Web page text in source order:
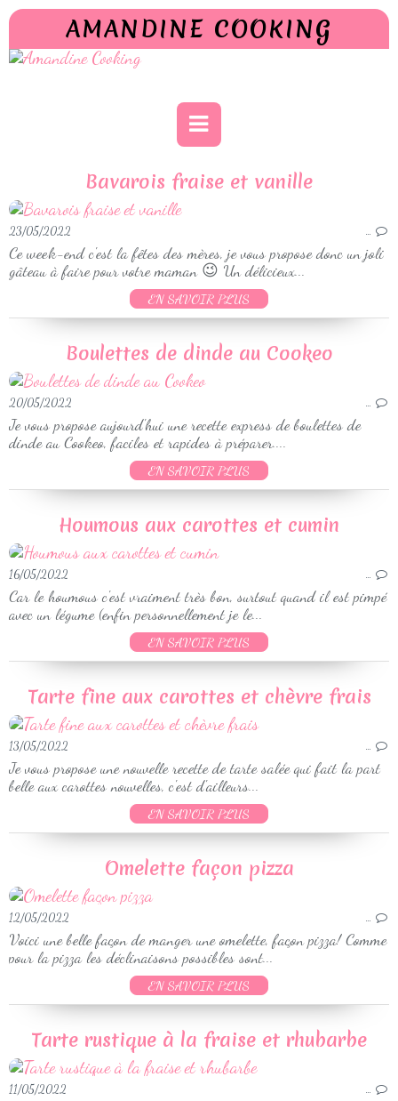
AMANDINE COOKING
Bavarois fraise et vanille
23/05/2022 …
Ce week-end c'est la fêtes des mères, je vous propose donc un joli
gâteau à faire pour votre maman 😉 Un délicieux...
EN SAVOIR PLUS
Boulettes de dinde au Cookeo
20/05/2022 …
Je vous propose aujourd'hui une recette express de boulettes de
dinde au Cookeo, faciles et rapides à préparer....
EN SAVOIR PLUS
Houmous aux carottes et cumin
16/05/2022 …
Car le houmous c'est vraiment très bon, surtout quand il est pimpé
avec un légume (enfin personnellement je le...
EN SAVOIR PLUS
Tarte fine aux carottes et chèvre frais
13/05/2022 …
Je vous propose une nouvelle recette de tarte salée qui fait la part
belle aux carottes nouvelles, c'est d'ailleurs...
EN SAVOIR PLUS
Omelette façon pizza
12/05/2022 …
Voici une belle façon de manger une omelette, façon pizza! Comme
pour la pizza les déclinaisons possibles sont...
EN SAVOIR PLUS
Tarte rustique à la fraise et rhubarbe
11/05/2022 …